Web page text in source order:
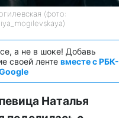
(фото:
а не в шоке! Добавь
своей ленте вместе с РБК-
Наталья